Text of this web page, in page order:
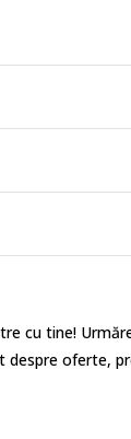
cu tine!
despre oferte,